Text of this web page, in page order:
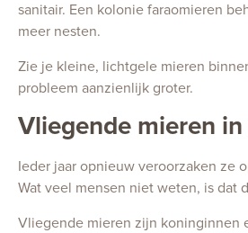
sanitair. Een kolonie faraomieren
meer nesten.
Zie je kleine, lichtgele mieren
probleem aanzienlijk groter.
Vliegende mieren
Ieder jaar opnieuw veroorzaken ze
Wat veel mensen niet weten, is dat
Vliegende mieren zijn koninginnen